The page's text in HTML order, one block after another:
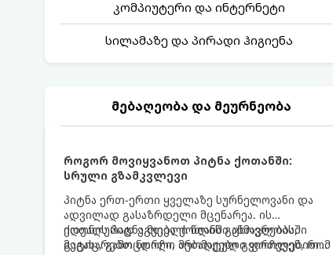
კომპიუტერი და ინტერნეტი
სილამაზე და პირადი ჰიგიენა
მებაღეობა და მეურნეობა
როგორ მოვიყვანოთ პიტნა ქოთანში:
სრული გზამკვლევი
პიტნა ერთ-ერთი ყველაზე სურნელოვანი და
ადვილად გასაზრდელი მცენარეა. ის
იდეალურად ეგუება ქოთანში ცხოვრებას,
მეტიც, გამოცდილი მებაღეები გვირჩევენ, რომ
ქოთნის პიტნა მთელი წლის განმავლობაში
გაგახარებთ ნორჩი, არომატული ფოთლებით